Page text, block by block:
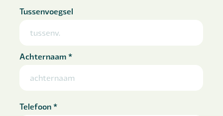
Tussenvoegsel
Achternaam*
Telefoon*